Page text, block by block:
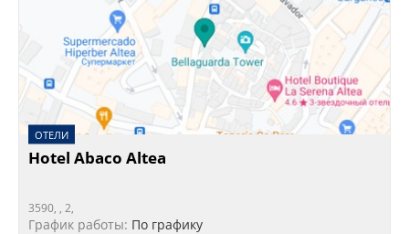
ОТЕЛИ
Hotel Abaco Altea
3590, , 2,
График работы: По графику